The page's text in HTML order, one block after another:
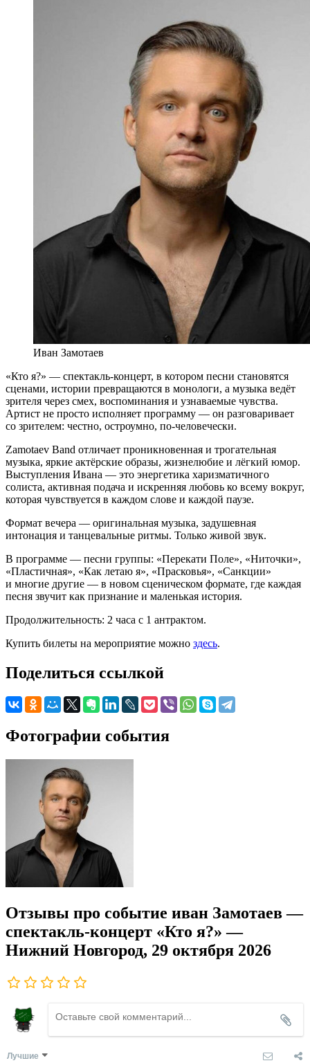
Иван Замотаев
«Кто я?» — спектакль-концерт, в котором песни становятся
сценами, истории превращаются в монологи, а музыка ведёт
зрителя через смех, воспоминания и узнаваемые чувства.
Артист не просто исполняет программу — он разговаривает
со зрителем: честно, остроумно, по-человечески.
Zamotaev Band отличает проникновенная и трогательная
музыка, яркие актёрские образы, жизнелюбие и лёгкий юмор.
Выступления Ивана — это энергетика харизматичного
солиста, активная подача и искренняя любовь ко всему вокруг,
которая чувствуется в каждом слове и каждой паузе.
Формат вечера — оригинальная музыка, задушевная
интонация и танцевальные ритмы. Только живой звук.
В программе — песни группы: «Перекати Поле», «Ниточки»,
«Пластичная», «Как летаю я», «Прасковья», «Санкции»
и многие другие — в новом сценическом формате, где каждая
песня звучит как признание и маленькая история.
Продолжительность: 2 часа с 1 антрактом.
Купить билеты на мероприятие можно здесь.
Поделиться ссылкой
Фотографии события
Отзывы про событие иван Замотаев —
спектакль-концерт «Кто я?» —
Нижний Новгород, 29 октября 2026
Лучшие